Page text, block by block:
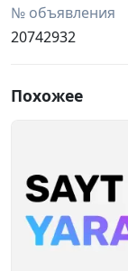
№ объявления
20742932
Похожее